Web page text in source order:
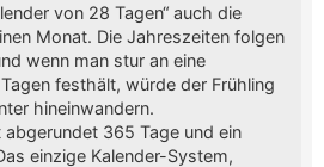
von 28 Tagen“ auch die
Monat. Die Jahreszeiten folgen
wenn man stur an eine
festhält, würde der Frühling
hineinwandern.
abgerundet 365 Tage und ein
einzige Kalender-System,